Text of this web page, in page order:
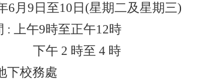
6月9 日至10 日 (星期二及星期三)
:上午9時至正午12時
下午 2 時至4 時
下校務處